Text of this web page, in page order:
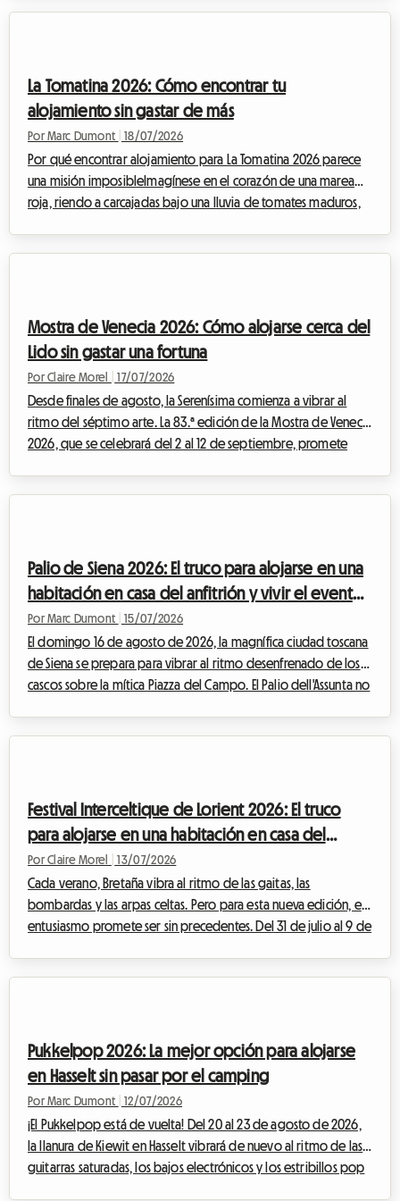
Los hoteles cuelgan el cartel de co...
La Tomatina 2026: Cómo encontrar tu
alojamiento sin gastar de más
Por Marc Dumont 18/07/2026
Por qué encontrar alojamiento para La Tomatina 2026 parece
una misión imposibleImagínese en el corazón de una marea
roja, riendo a carcajadas bajo una lluvia de tomates maduros,
celebrará el miércoles 26 de a...
Mostra de Venecia 2026: Cómo alojarse cerca del
Lido sin gastar una fortuna
Por Claire Morel 17/07/2026
Desde finales de agosto, la Serenísima comienza a vibrar al
ritmo del séptimo arte. La 83.ª edición de la Mostra de Venecia
2026, que se celebrará del 2 al 12 de septiembre, promete
cotas vertigi...
Palio de Siena 2026: El truco para alojarse en una
habitación en casa del anfitrión y vivir el evento
al mejor precio
Por Marc Dumont 15/07/2026
El domingo 16 de agosto de 2026, la magnífica ciudad toscana
de Siena se prepara para vibrar al ritmo desenfrenado de los
cascos sobre la mítica Piazza del Campo. El Palio dell'Assunta no
afluencia masiva...
Festival Interceltique de Lorient 2026: El truco
para alojarse en una habitación en casa del
anfitrión sin gastar de más
Por Claire Morel 13/07/2026
Cada verano, Bretaña vibra al ritmo de las gaitas, las
bombardas y las arpas celtas. Pero para esta nueva edición, el
entusiasmo promete ser sin precedentes. Del 31 de julio al 9 de
pregunta crucial para los...
Pukkelpop 2026: La mejor opción para alojarse
en Hasselt sin pasar por el camping
Por Marc Dumont 12/07/2026
¡El Pukkelpop está de vuelta! Del 20 al 23 de agosto de 2026,
la llanura de Kiewit en Hasselt vibrará de nuevo al ritmo de las
guitarras saturadas, los bajos electrónicos y los estribillos pop